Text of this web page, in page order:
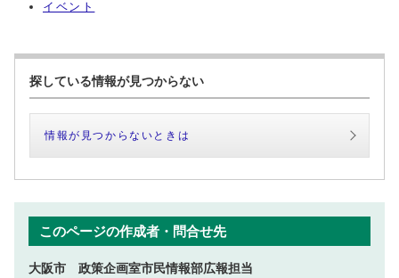
イベント
探している情報が見つからない
情報が見つからないときは
このページの作成者・問合せ先
大阪市 政策企画室市民情報部広報担当